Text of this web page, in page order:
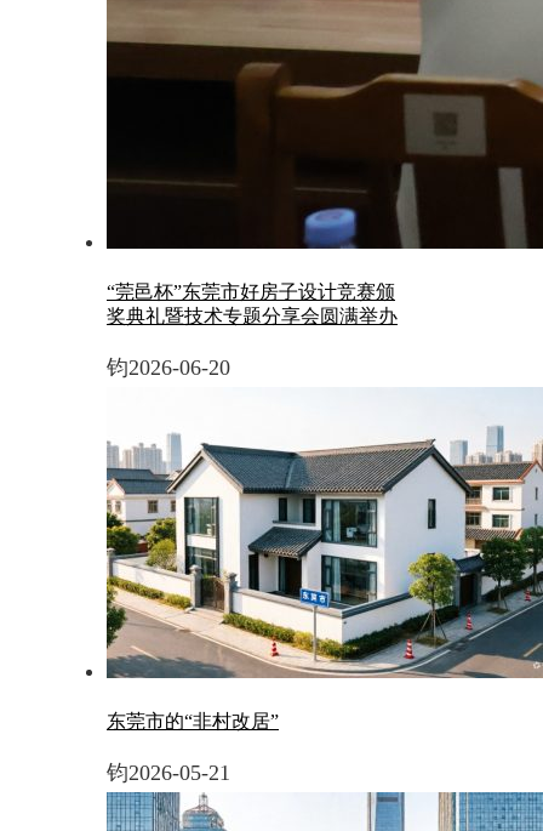
“莞邑杯”东莞市好房子设计竞赛颁
奖典礼暨技术专题分享会圆满举办
钧2026-06-20
东莞市的“非村改居”
钧2026-05-21